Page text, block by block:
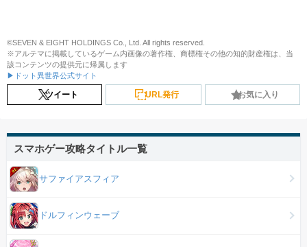
©SEVEN & EIGHT HOLDINGS Co., Ltd. All rights reserved.
※アルテマに掲載しているゲーム内画像の著作権、商標権その他の知的財産権は、当
該コンテンツの提供元に帰属します
▶ドット異世界公式サイト
ツイート URL発行 お気に入り
スマホゲー攻略タイトル一覧
サファイアスフィア
ドルフィンウェーブ